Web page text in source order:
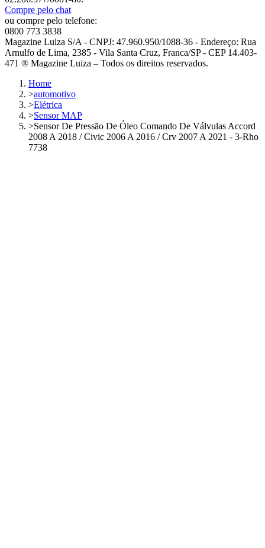
Compre pelo chat
ou compre pelo telefone:
0800 773 3838
Magazine Luiza S/A - CNPJ: 47.960.950/1088-36 - Endereço: Rua
Arnulfo de Lima, 2385 - Vila Santa Cruz, Franca/SP - CEP 14.403-
471 ® Magazine Luiza – Todos os direitos reservados.
Home
>automotivo
>Elétrica
>Sensor MAP
>Sensor De Pressão De Óleo Comando De Válvulas Accord
2008 A 2018 / Civic 2006 A 2016 / Crv 2007 A 2021 - 3-Rho
7738